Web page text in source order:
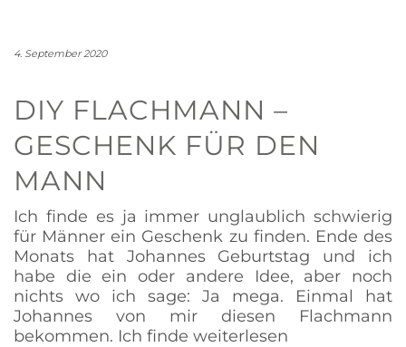
4. September 2020
DIY FLACHMANN –
GESCHENK FÜR DEN
MANN
Ich finde es ja immer unglaublich schwierig
für Männer ein Geschenk zu finden. Ende des
Monats hat Johannes Geburtstag und ich
habe die ein oder andere Idee, aber noch
nichts wo ich sage: Ja mega. Einmal hat
Johannes von mir diesen Flachmann
bekommen. Ich finde weiterlesen